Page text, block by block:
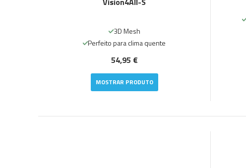
3D Mesh
Perfeito para clima quente
54,95 €
MOSTRAR PRODUTO